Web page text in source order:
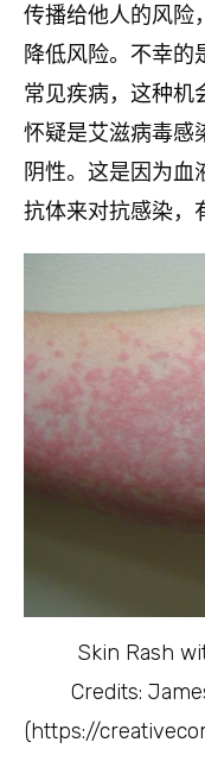
传播给他人的风险
降低风险。不幸的
常见疾病，这种机
怀疑是艾滋病毒感
阴性。这是因为血
抗体来对抗感染，
Skin Rash
Credits:
(https://